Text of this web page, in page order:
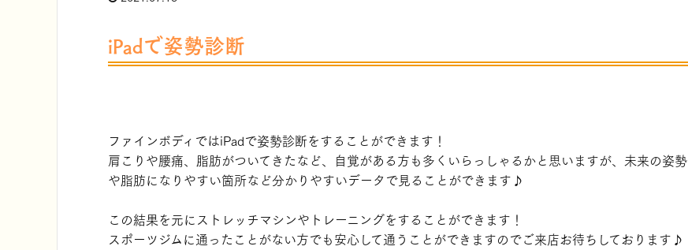
iPadで姿勢診断
ファインボディではiPadで姿勢診断をすることができます！
肩こりや腰痛、脂肪がついてきたなど、自覚がある方も多くいらっしゃるかと思いますが、未来の姿勢
や脂肪になりやすい箇所など分かりやすいデータで見ることができます♪
この結果を元にストレッチマシンやトレーニングをすることができます！
スポーツジムに通ったことがない方でも安心して通うことができますのでご来店お待ちしております♪